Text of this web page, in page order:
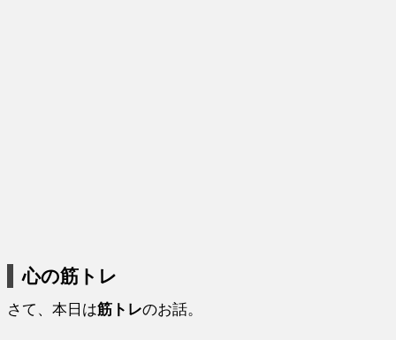
心の筋トレ
さて、本日は筋トレのお話。